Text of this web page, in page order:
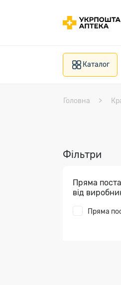
Каталог
Головна
Фільтри
Пряма
від
Пряма